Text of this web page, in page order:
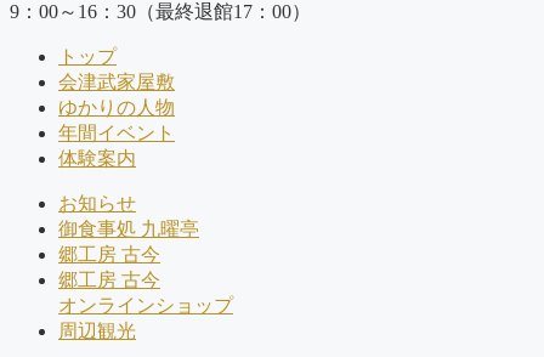
9：00～16：30（最終退館17：00）
トップ
会津武家屋敷
ゆかりの人物
年間イベント
体験案内
お知らせ
御食事処 九曜亭
郷工房 古今
郷工房 古今
オンラインショップ
周辺観光